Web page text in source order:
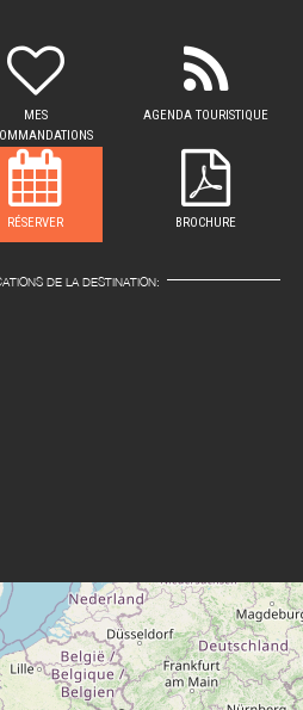
MES
AGENDA TOURISTIQUE
RÉSERVER BROCHURE
DE LA DESTINATION: